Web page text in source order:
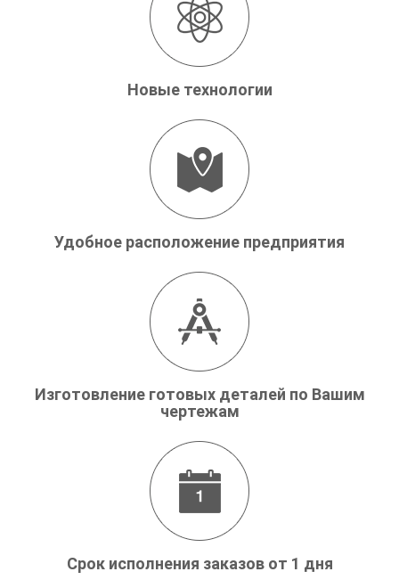
Новые технологии
Удобное расположение предприятия
Изготовление готовых деталей по Вашим
чертежам
Срок исполнения заказов от 1 дня